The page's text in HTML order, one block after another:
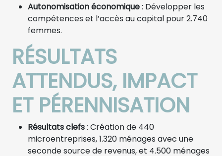
Autonomisation économique: Développer les
compétences et l’accès au capital pour 2.740
femmes.
RÉSULTATS
ATTENDUS, IMPACT
ET PÉRENNISATION
Résultats clefs: Création de 440
microentreprises, 1.320 ménages avec une
seconde source de revenus, et 4.500 ménages